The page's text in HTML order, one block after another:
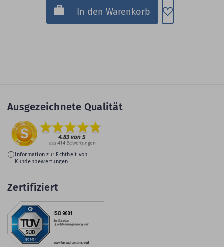
In den Warenkorb Zum
Ausgezeichnete Qualität
Information zur Echtheit von
Kundenbewertungen
Zertifiziert